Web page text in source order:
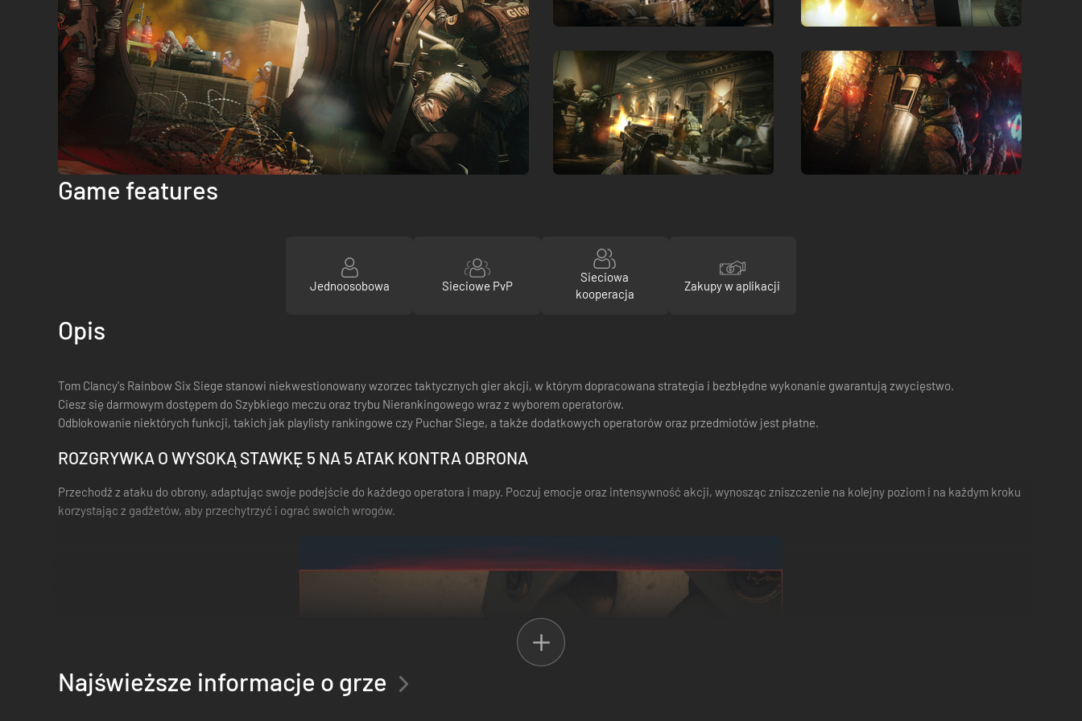
Game features
Jednoosobowa Sieciowe PvP
Sieciowa
kooperacja
Zakupy w aplikacji
Opis
Tom Clancy's Rainbow Six Siege stanowi niekwestionowany wzorzec taktycznych gier akcji, w którym dopracowana strategia i bezbłędne wykonanie gwarantują zwycięstwo.
Ciesz się darmowym dostępem do Szybkiego meczu oraz trybu Nierankingowego wraz z wyborem operatorów.
Odblokowanie niektórych funkcji, takich jak playlisty rankingowe czy Puchar Siege, a także dodatkowych operatorów oraz przedmiotów jest płatne.
ROZGRYWKA O WYSOKĄ STAWKĘ 5 NA 5 ATAK KONTRA OBRONA
Przechodź z ataku do obrony, adaptując swoje podejście do każdego operatora i mapy. Poczuj emocje oraz intensywność akcji, wynosząc zniszczenie na kolejny poziom i na każdym kroku
korzystając z gadżetów, aby przechytrzyć i ograć swoich wrogów.
Najświeższe informacje o grze